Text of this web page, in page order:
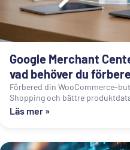
Google Merchant
vad behöver du
Förbered din WooCommerce-
Shopping och bättre
Läs mer »